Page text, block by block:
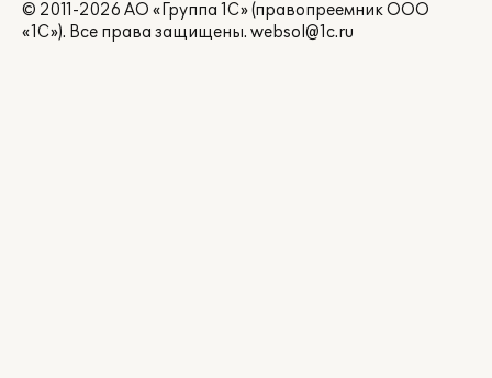
© 2011-2026 АО «Группа 1С» (правопреемник ООО
«1С»). Все права защищены. websol@1c.ru